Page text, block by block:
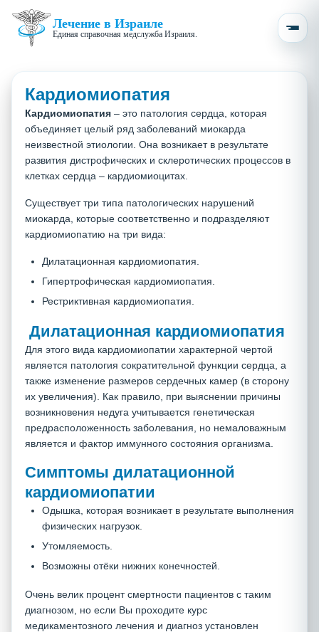
Лечение в Израиле
Единая справочная медслужба Израиля.
Кардиомиопатия
Кардиомиопатия – это патология сердца, которая
объединяет целый ряд заболеваний миокарда
неизвестной этиологии. Она возникает в результате
развития дистрофических и склеротических процессов в
клетках сердца – кардиомиоцитах.
Существует три типа патологических нарушений
миокарда, которые соответственно и подразделяют
кардиомиопатию на три вида:
Дилатационная кардиомиопатия.
Гипертрофическая кардиомиопатия.
Рестриктивная кардиомиопатия.
Дилатационная кардиомиопатия
Для этого вида кардиомиопатии характерной чертой
является патология сократительной функции сердца, а
также изменение размеров сердечных камер (в сторону
их увеличения). Как правило, при выяснении причины
возникновения недуга учитывается генетическая
предрасположенность заболевания, но немаловажным
является и фактор иммунного состояния организма.
Симптомы дилатационной
кардиомиопатии
Одышка, которая возникает в результате выполнения
физических нагрузок.
Утомляемость.
Возможны отёки нижних конечностей.
Очень велик процент смертности пациентов с таким
диагнозом, но если Вы проходите курс
медикаментозного лечения и диагноз установлен